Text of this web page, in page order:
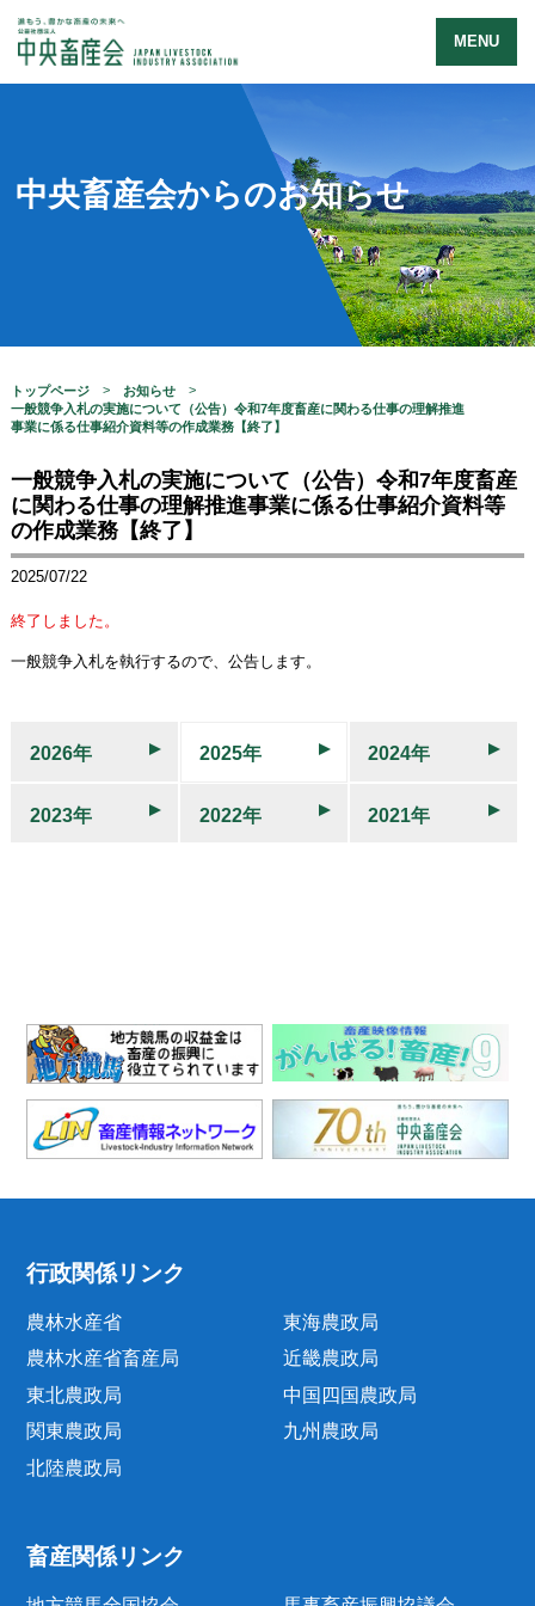
MENU
中央畜産会からのお知らせ
トップページ
お知らせ
一般競争入札の実施について（公告）令和7年度畜産に関わる仕事の理解推進
事業に係る仕事紹介資料等の作成業務【終了】
一般競争入札の実施について（公告）令和7年度畜産
に関わる仕事の理解推進事業に係る仕事紹介資料等
の作成業務【終了】
2025/07/22
終了しました。
一般競争入札を執行するので、公告します。
2026年 2025年 2024年
2023年 2022年 2021年
行政関係リンク
農林水産省
農林水産省畜産局
東北農政局
関東農政局
北陸農政局
東海農政局
近畿農政局
中国四国農政局
九州農政局
畜産関係リンク